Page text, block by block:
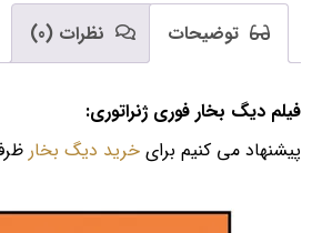
توضیحات نظرات (0)
فیلم دیگ بخار فوری ژنراتوری:
پیشنهاد می کنیم برای خرید دیگ بخار